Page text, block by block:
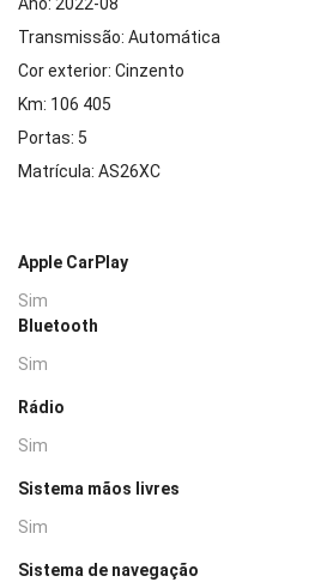
Ano: 2022-08
Transmissão: Automática
Cor exterior: Cinzento
Km: 106 405
Portas: 5
Matrícula: AS26XC
Apple CarPlay
Sim
Bluetooth
Sim
Rádio
Sim
Sistema mãos livres
Sim
Sistema de navegação